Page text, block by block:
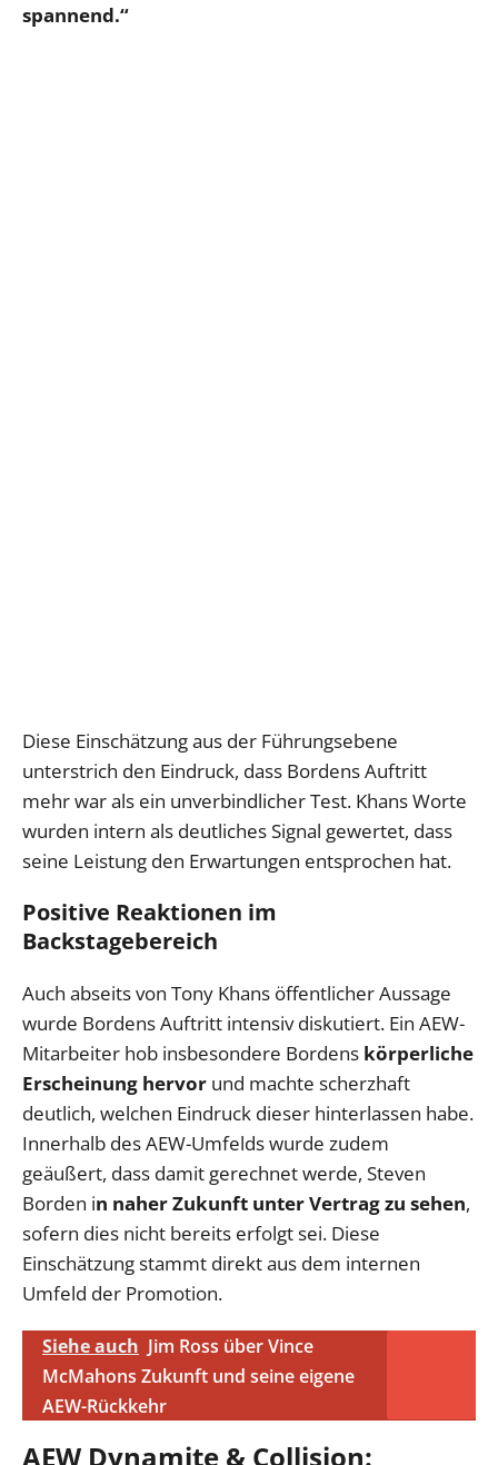
spannend.“
Diese Einschätzung aus der Führungsebene
unterstrich den Eindruck, dass Bordens Auftritt
mehr war als ein unverbindlicher Test. Khans Worte
wurden intern als deutliches Signal gewertet, dass
seine Leistung den Erwartungen entsprochen hat.
Positive Reaktionen im
Backstagebereich
Auch abseits von Tony Khans öffentlicher Aussage
wurde Bordens Auftritt intensiv diskutiert. Ein AEW-
Mitarbeiter hob insbesondere Bordens körperliche
Erscheinung hervor und machte scherzhaft
deutlich, welchen Eindruck dieser hinterlassen habe.
Innerhalb des AEW-Umfelds wurde zudem
geäußert, dass damit gerechnet werde, Steven
Borden in naher Zukunft unter Vertrag zu sehen,
sofern dies nicht bereits erfolgt sei. Diese
Einschätzung stammt direkt aus dem internen
Umfeld der Promotion.
Siehe auch Jim Ross über Vince
McMahons Zukunft und seine eigene
AEW-Rückkehr
AEW Dynamite & Collision: